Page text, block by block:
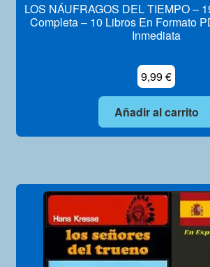
LOS NÁUFRAGOS DEL TIEMPO –
Completa – 10 Libros En Formato
Inmediata
9,99€
Añadir al carrito